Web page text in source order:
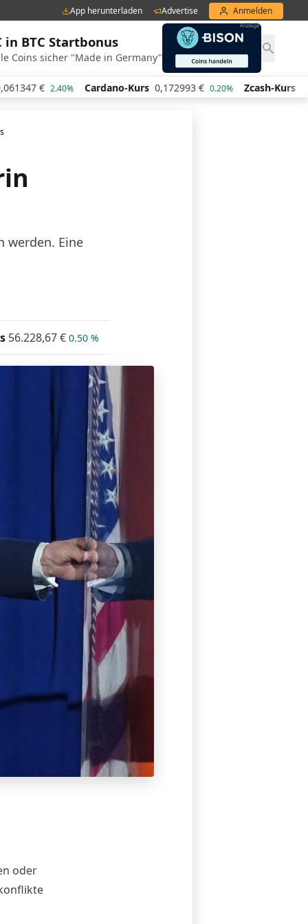
App herunterladen Advertise Anmelden
in BTC Startbonus
Coins sicher "Made in Germany"
Cardano-Kurs 0,172993 € 0.20% Zcash-Kurs 436,20 € -
werden. Eine
56.228,67€ 0.50 %
oder